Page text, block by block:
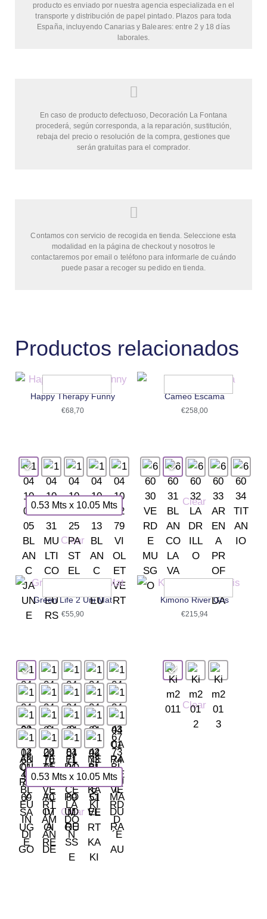
producto es enviado por nuestra agencia especializada en el
transporte y distribución de papel pintado. Plazos para toda
España, incluyendo Canarias y Baleares: entre 2 y 18 días
laborales.
En caso de producto defectuoso, Decoración La Fontana
procederá, según corresponda, a la reparación, sustitución,
rebaja del precio o resolución de la compra, gestiones que
serán gratuitas para el comprador.
Contamos con servicio de recogida en tienda. Seleccione esta
modalidad en la página de checkout y nosotros le
contactaremos por email o teléfono para informarle de cuándo
puede pasar a recoger su pedido en tienda.
Productos relacionados
Happy Therapy Funny
€68,70
0.53 Mts x 10.05 Mts
Clear
Cameo Escama
€258,00
Clear
Green Life 2 Uni Mat
€55,90
0.53 Mts x 10.05 Mts
Clear
Kimono River Gris
€215,94
Clear